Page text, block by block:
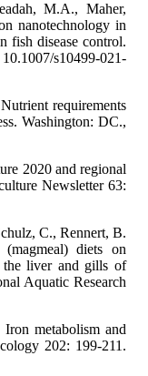
M.A., Maher,
nanotechnology in
fish disease control.
s10499-021-
requirements
Washington: DC.,
2020 and regional
Newsletter 63:
C., Rennert, B.
diets on
the liver and gills of
Aquatic Research
metabolism and
202: 199-211.